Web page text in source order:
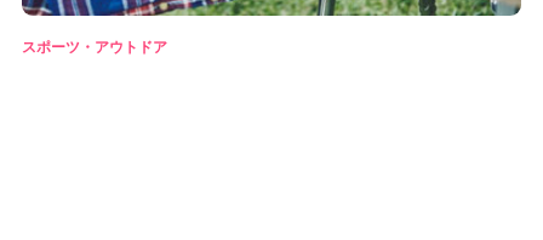
スポーツ・アウトドア